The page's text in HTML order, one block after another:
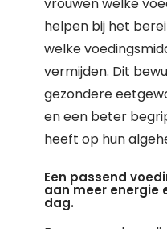
helpen bij het
welke
vermijden. Dit
gezondere
en een beter
heeft op hun
Een passend
aan meer energie
dag.